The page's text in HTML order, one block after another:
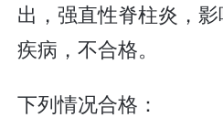
出，强直性脊柱炎，
疾病，不合格。
下列情况合格：